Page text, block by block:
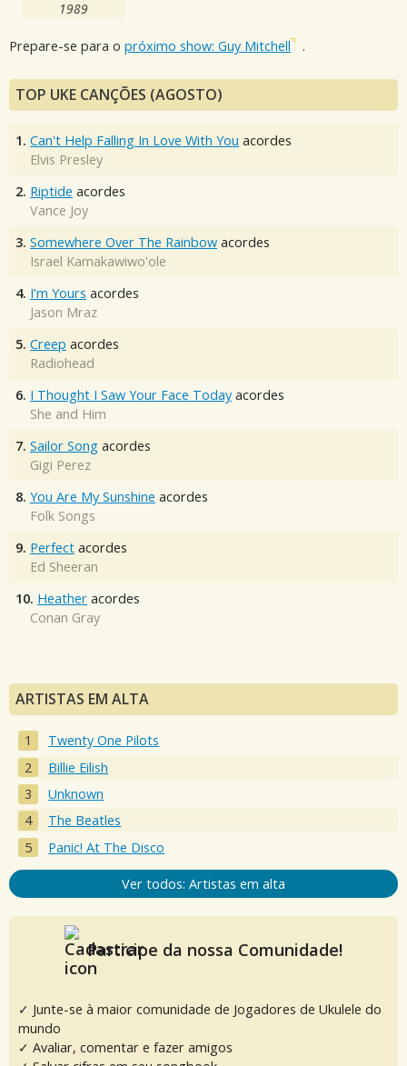
1989
Prepare-se para o próximo show: Guy Mitchell .
TOP UKE CANÇÕES (AGOSTO)
1. Can't Help Falling In Love With You acordes
Elvis Presley
2. Riptide acordes
Vance Joy
3. Somewhere Over The Rainbow acordes
Israel Kamakawiwo'ole
4. I'm Yours acordes
Jason Mraz
5. Creep acordes
Radiohead
6. I Thought I Saw Your Face Today acordes
She and Him
7. Sailor Song acordes
Gigi Perez
8. You Are My Sunshine acordes
Folk Songs
9. Perfect acordes
Ed Sheeran
10. Heather acordes
Conan Gray
ARTISTAS EM ALTA
Twenty One Pilots
Billie Eilish
Unknown
The Beatles
Panic! At The Disco
Ver todos: Artistas em alta
Participe da nossa Comunidade!
✓ Junte-se à maior comunidade de Jogadores de Ukulele do
mundo
✓ Avaliar, comentar e fazer amigos